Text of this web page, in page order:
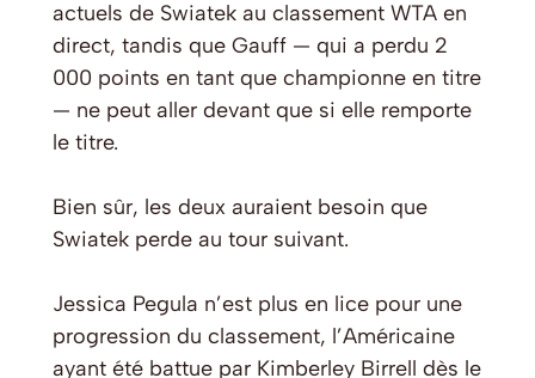
actuels de Swiatek au classement WTA en
direct, tandis que Gauff — qui a perdu 2
000 points en tant que championne en titre
— ne peut aller devant que si elle remporte
le titre.
Bien sûr, les deux auraient besoin que
Swiatek perde au tour suivant.
Jessica Pegula n’est plus en lice pour une
progression du classement, l’Américaine
ayant été battue par Kimberley Birrell dès le